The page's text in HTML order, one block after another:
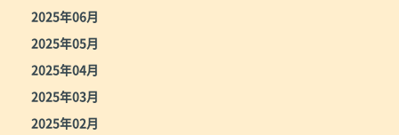
2025年06月
2025年05月
2025年04月
2025年03月
2025年02月